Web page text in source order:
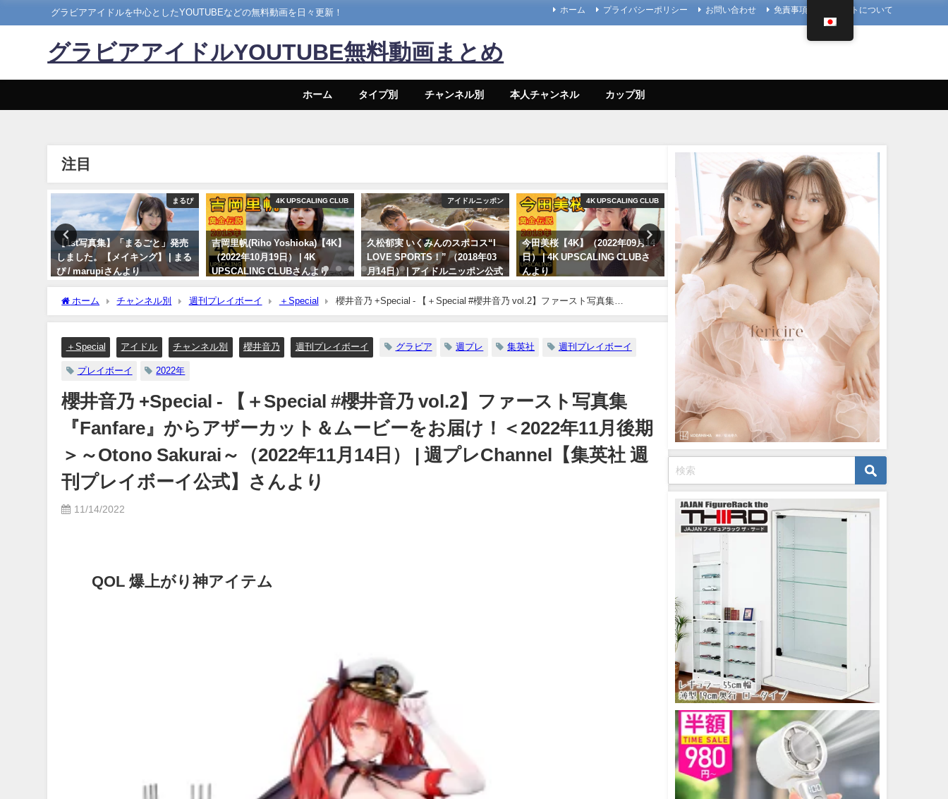
グラビアアイドルを中心としたYOUTUBEなどの無料動画を日々更新！ ホーム プライバシーポリシー お問い合わせ 免責事項 当サイトについて
グラビアアイドルYOUTUBE無料動画まとめ
ホーム タイプ別 チャンネル別 本人チャンネル カップ別
注目
まるぴ
【1st写真集】「まるごと」発売
しました。【メイキング】 | まる
ぴ / marupiさんより
4K UPSCALING CLUB
吉岡里帆(Riho Yoshioka)【4K】
（2022年10月19日） | 4K
UPSCALING CLUBさんより
アイドルニッポン
久松郁実 いくみんのスポコス“I
LOVE SPORTS！” （2018年03
月14日） | アイドルニッポン公式
YouTubeチャンネルさんより
07/14/2024
4K UPSCALING CLUB
今田美桜【4K】（2022年09月14
日） | 4K UPSCALING CLUBさ
んより
ヤンジャン
雪平莉左 -【4Kムービーグラビ
ア】２週連続表紙！令和最高の
美ボディ・雪平莉左ちゃんが"微
笑みの国"タイで魅せる女神の微
笑み！カラフルでビビッドな水
着撮影に最高画質で没入密着！
【メイキング】（2023年07月06
日） | ヤンジャンTV【集英社ヤ
ングジャンプ公式】さんより
07/06/2023
【兒玉遥公式】はるっぴち
兒玉遥（2022年11月27日）
だまちゃんねる【公式】さ
11/27/2022
ホーム チャンネル別 週刊プレイボーイ ＋Special
櫻井音乃 +Special - 【＋Special #櫻井音乃 vol.2】ファースト写真集
『Fanfare』からアザーカット＆ムービーをお届け！＜2022年11月後期＞～Otono Sakurai～（2022年11月14日） | 週プレChannel【集英社 週刊
＋Special
アイドル チャンネル別 櫻井音乃 週刊プレイボーイ グラビア 週プレ 集英社 週刊プレイボーイ
プレイボーイ 2022年
櫻井音乃 +Special - 【＋Special #櫻井音乃 vol.2】ファースト写真集
『Fanfare』からアザーカット＆ムービーをお届け！＜2022年11月後期
＞～Otono Sakurai～（2022年11月14日） | 週プレChannel【集英社 週
刊プレイボーイ公式】さんより
11/14/2022
QOL 爆上がり神アイテム